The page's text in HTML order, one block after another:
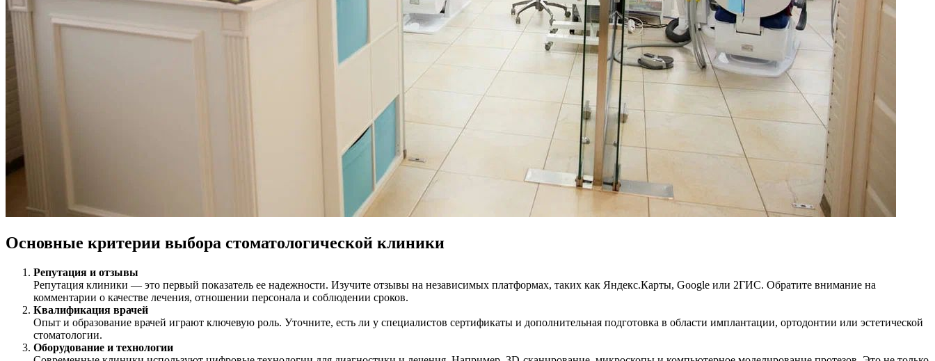
Основные критерии выбора стоматологической клиники
Репутация и отзывы
Репутация клиники — это первый показатель ее надежности. Изучите отзывы на независимых платформах, таких как Яндекс.Карты, Google или 2ГИС. Обратите внимание на
комментарии о качестве лечения, отношении персонала и соблюдении сроков.
Квалификация врачей
Опыт и образование врачей играют ключевую роль. Уточните, есть ли у специалистов сертификаты и дополнительная подготовка в области имплантации, ортодонтии или эстетической
стоматологии.
Оборудование и технологии